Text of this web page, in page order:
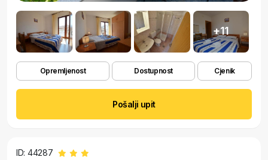
+11
Opremljenost Dostupnost Cjenik
Pošalji upit
ID: 44287